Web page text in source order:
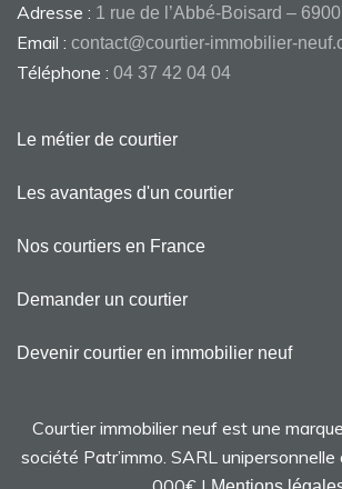
Adresse : 1 rue de l’Abbé-Boisard –
Email : contact@courtier-immobilier-
Téléphone : 04 37 42 04 04
Le métier de courtier
Les avantages d'un courtier
Nos courtiers en France
Demander un courtier
Devenir courtier en immobilier neuf
Courtier immobilier neuf est une
société Patr’immo. SARL